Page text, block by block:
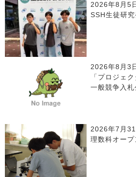
2026年8月5
SSH生徒研
2026年8月3
「プロジェ
一般競争入札
2026年7月31
理数科オー